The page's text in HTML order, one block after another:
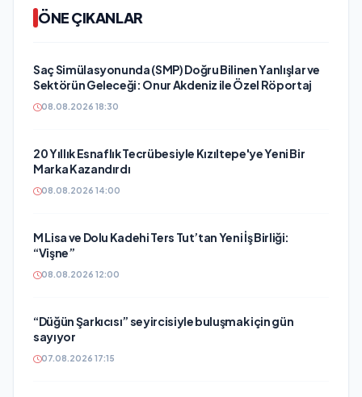
ÖNE ÇIKANLAR
Saç Simülasyonunda (SMP) Doğru Bilinen Yanlışlar ve
Sektörün Geleceği: Onur Akdeniz ile Özel Röportaj
08.08.2026 18:30
20 Yıllık Esnaflık Tecrübesiyle Kızıltepe'ye Yeni Bir
Marka Kazandırdı
08.08.2026 14:00
M Lisa ve Dolu Kadehi Ters Tut’tan Yeni İş Birliği:
“Vişne”
08.08.2026 12:00
“Düğün Şarkıcısı” seyircisiyle buluşmak için gün
sayıyor
07.08.2026 17:15